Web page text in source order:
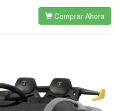
Comprar Ahora